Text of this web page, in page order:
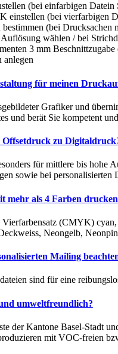
(bei einfarbigen Datein
einstellen (bei vierfarbigen
(bei Drucksachen
wählen / bei
3 mm Beschnittzugabe
anlegen
für meinen
Grafiker und
und berät Sie kompetent
Offsetdruck zu
für mittlere bis hohe
sowie bei personalisierten
mehr als 4 Farben
Vierfarbensatz (CMYK)
Neongelb,
Mailing
sind für eine
umweltfreundlich?
der Kantone Basel-Stadt
mit VOC-freien